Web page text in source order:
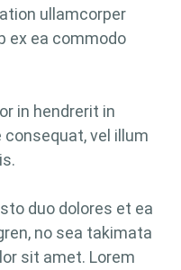
ullamcorper
ex ea commodo
in hendrerit in
vel illum
duo dolores et ea
no sea takimata
sit amet. Lorem